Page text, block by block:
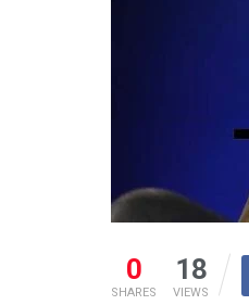
0
SHARES
18
VIEWS